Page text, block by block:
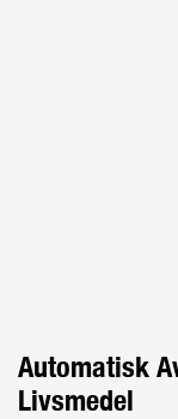
Automatisk
Livsmedel